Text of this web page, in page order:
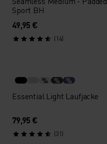
Sport BH
49,95 €
(14)
% % %
Essential Light Laufjacke
79,95 €
(31)